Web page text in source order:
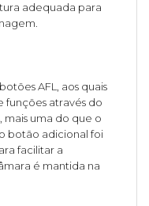
adequada para
AFL, aos quais
funções através do
mais uma do que o
botão adicional foi
facilitar a
é mantida na